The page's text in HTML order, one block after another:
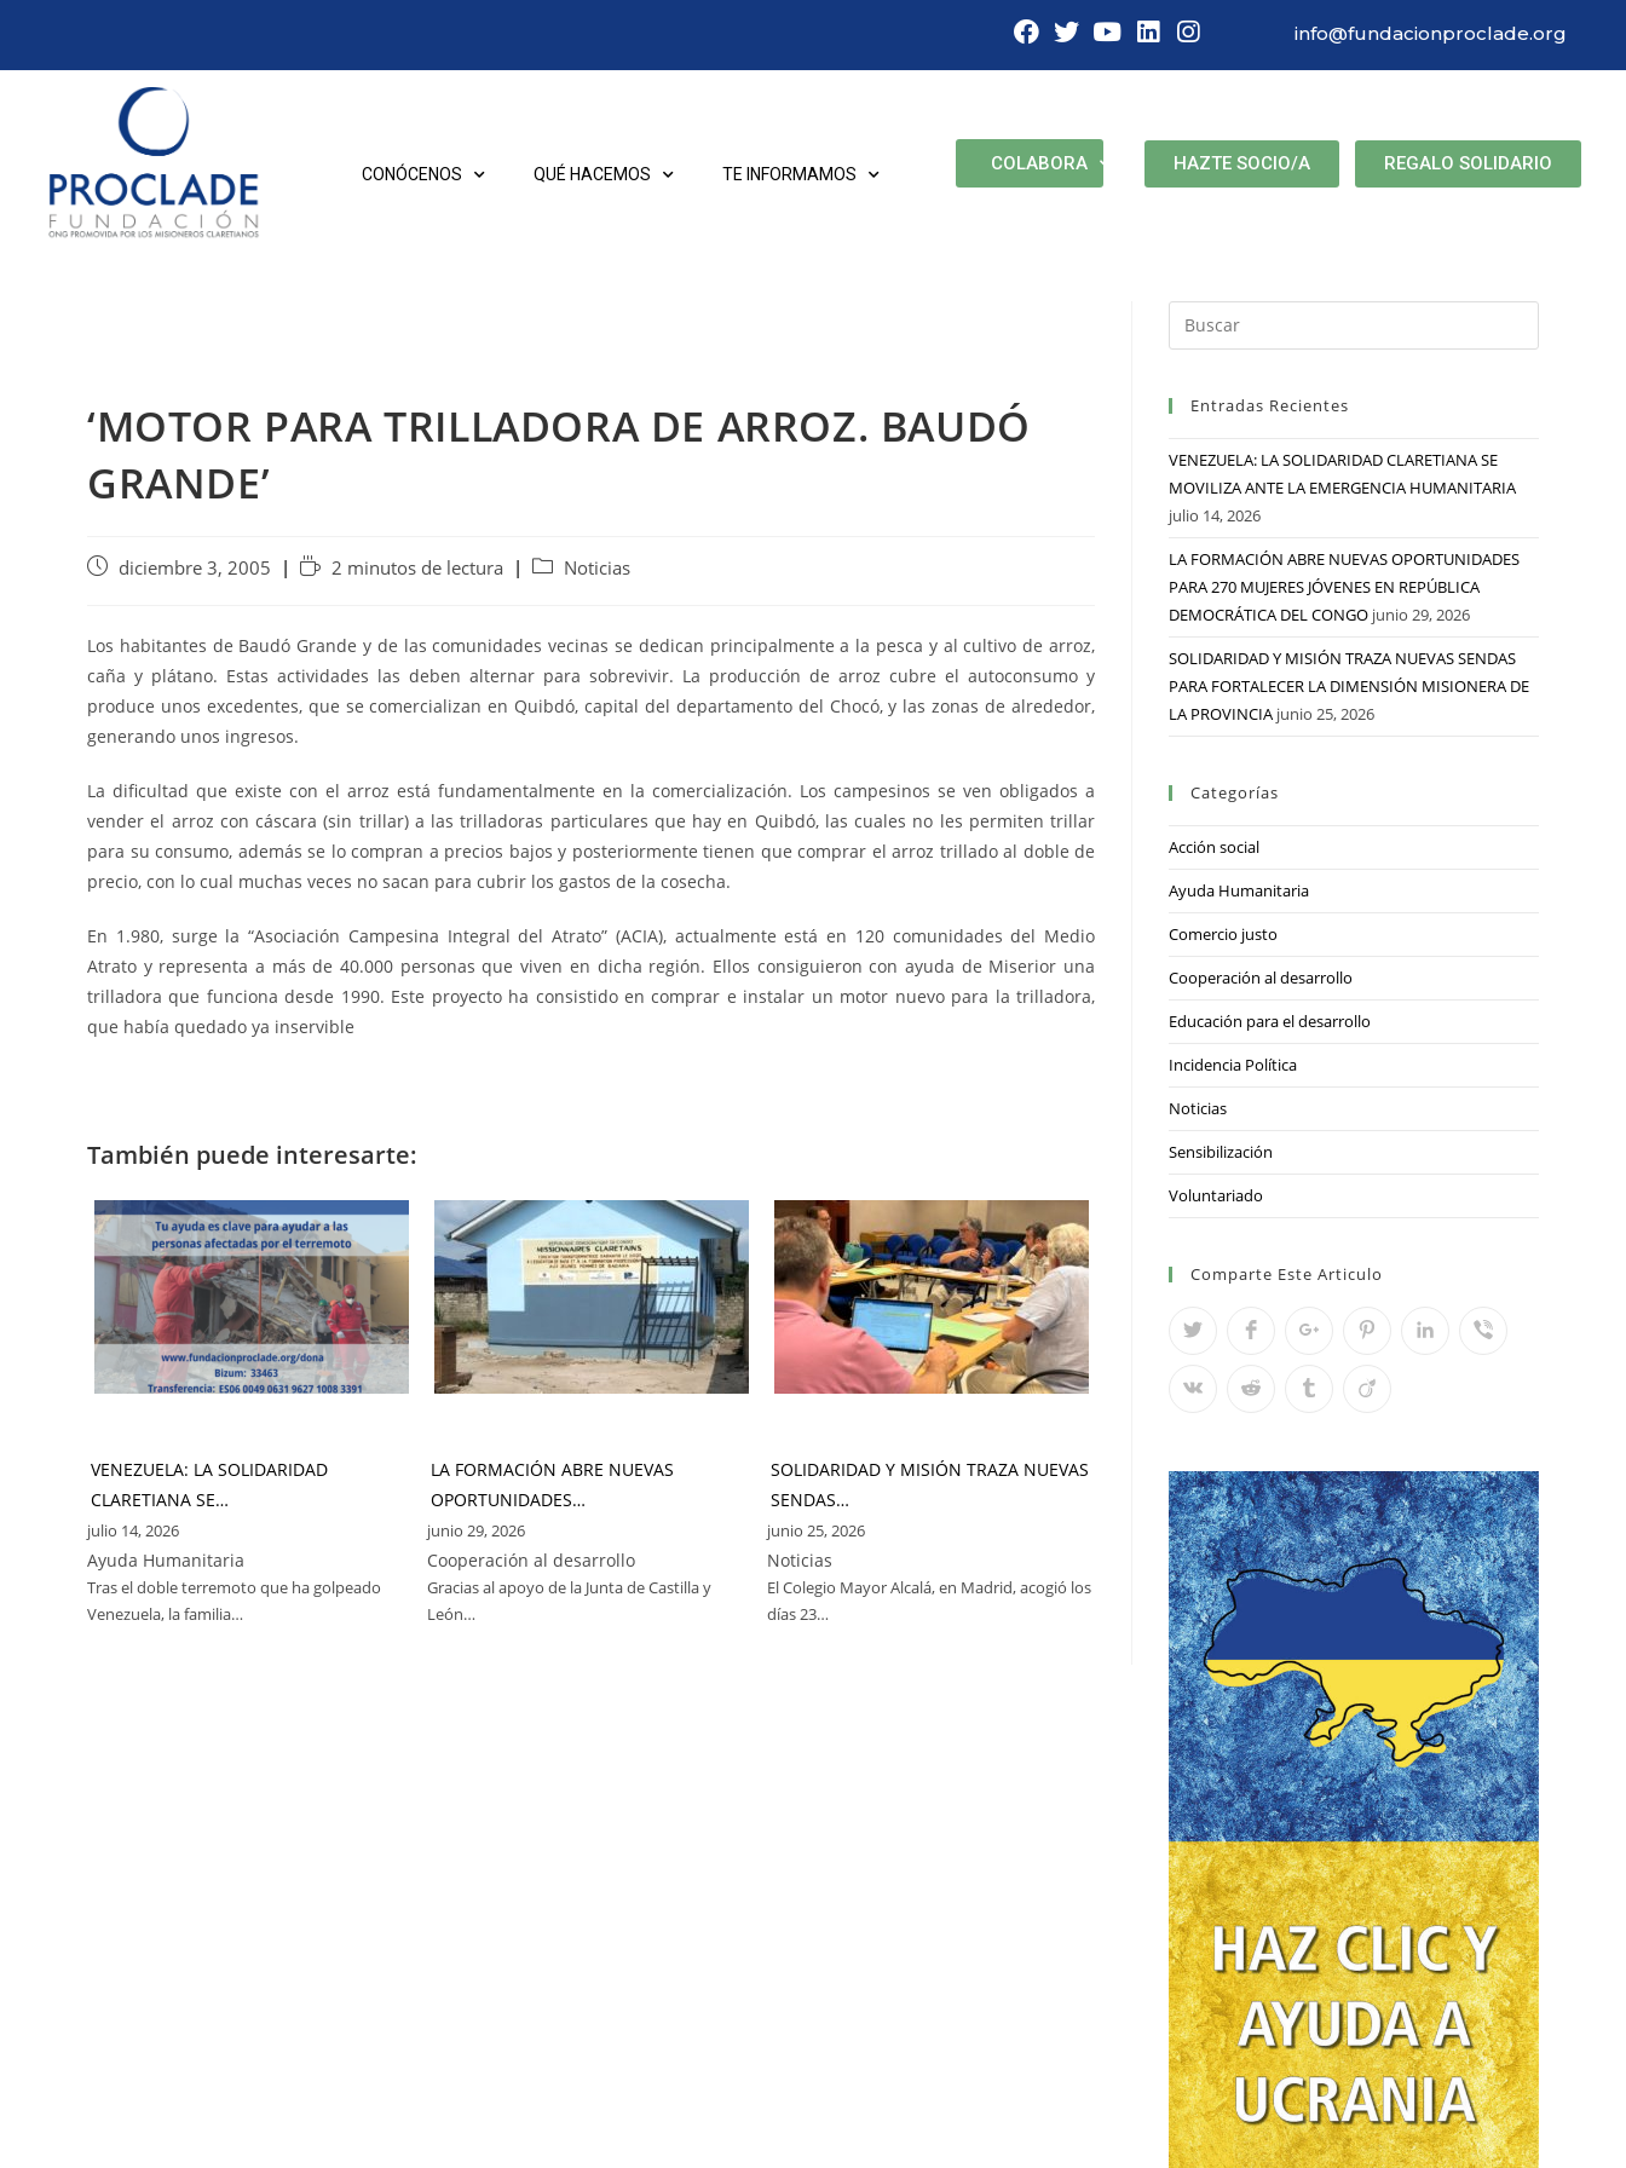
info@fundacionproclade.org
CONÓCENOS QUÉ HACEMOS TE INFORMAMOS COLABORA HAZTE SOCIO/A REGALO SOLIDARIO
‘MOTOR PARA TRILLADORA DE ARROZ. BAUDÓ
GRANDE’
diciembre 3, 2005 2 minutos de lectura Noticias
Los habitantes de Baudó Grande y de las comunidades vecinas se dedican principalmente a la pesca y al cultivo de arroz,
caña y plátano. Estas actividades las deben alternar para sobrevivir. La producción de arroz cubre el autoconsumo y
produce unos excedentes, que se comercializan en Quibdó, capital del departamento del Chocó, y las zonas de alrededor,
generando unos ingresos.
La dificultad que existe con el arroz está fundamentalmente en la comercialización. Los campesinos se ven obligados a
vender el arroz con cáscara (sin trillar) a las trilladoras particulares que hay en Quibdó, las cuales no les permiten trillar
para su consumo, además se lo compran a precios bajos y posteriormente tienen que comprar el arroz trillado al doble de
precio, con lo cual muchas veces no sacan para cubrir los gastos de la cosecha.
En 1.980, surge la “Asociación Campesina Integral del Atrato” (ACIA), actualmente está en 120 comunidades del Medio
Atrato y representa a más de 40.000 personas que viven en dicha región. Ellos consiguieron con ayuda de Miserior una
trilladora que funciona desde 1990. Este proyecto ha consistido en comprar e instalar un motor nuevo para la trilladora,
que había quedado ya inservible
También puede interesarte:
VENEZUELA: LA SOLIDARIDAD
CLARETIANA SE…
julio 14, 2026
Ayuda Humanitaria
Tras el doble terremoto que ha golpeado
Venezuela, la familia…
LA FORMACIÓN ABRE NUEVAS
OPORTUNIDADES…
junio 29, 2026
Cooperación al desarrollo
Gracias al apoyo de la Junta de Castilla y
León…
SOLIDARIDAD Y MISIÓN TRAZA NUEVAS
SENDAS…
junio 25, 2026
Noticias
El Colegio Mayor Alcalá, en Madrid, acogió los
días 23…
Entradas Recientes
VENEZUELA: LA SOLIDARIDAD CLARETIANA SE
MOVILIZA ANTE LA EMERGENCIA HUMANITARIA
julio 14, 2026
LA FORMACIÓN ABRE NUEVAS OPORTUNIDADES
PARA 270 MUJERES JÓVENES EN REPÚBLICA
DEMOCRÁTICA DEL CONGO junio 29, 2026
SOLIDARIDAD Y MISIÓN TRAZA NUEVAS SENDAS
PARA FORTALECER LA DIMENSIÓN MISIONERA DE
LA PROVINCIA junio 25, 2026
Categorías
Acción social
Ayuda Humanitaria
Comercio justo
Cooperación al desarrollo
Educación para el desarrollo
Incidencia Política
Noticias
Sensibilización
Voluntariado
Comparte Este Articulo